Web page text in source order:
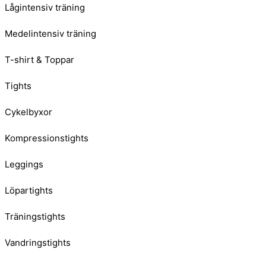
Lågintensiv träning
Medelintensiv träning
T-shirt & Toppar
Tights
Cykelbyxor
Kompressionstights
Leggings
Löpartights
Träningstights
Vandringstights